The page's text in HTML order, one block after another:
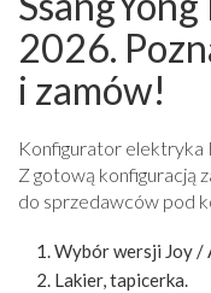
2026.
i zamów!
Konfigurator elektryka
Z gotową konfiguracją
do sprzedawców pod
Wybór wersji Joy /
Lakier, tapicerka.